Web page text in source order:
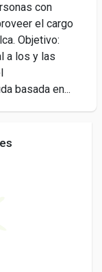
con
el cargo
Objetivo:
a los y las
basada en...